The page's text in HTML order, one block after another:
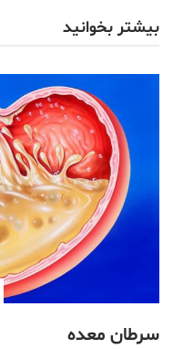
بیشتر بخوانید
سرطان معده